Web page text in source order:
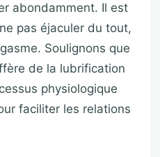
abondamment. Il est
pas éjaculer du tout,
Soulignons que
de la lubrification
physiologique
faciliter les relations